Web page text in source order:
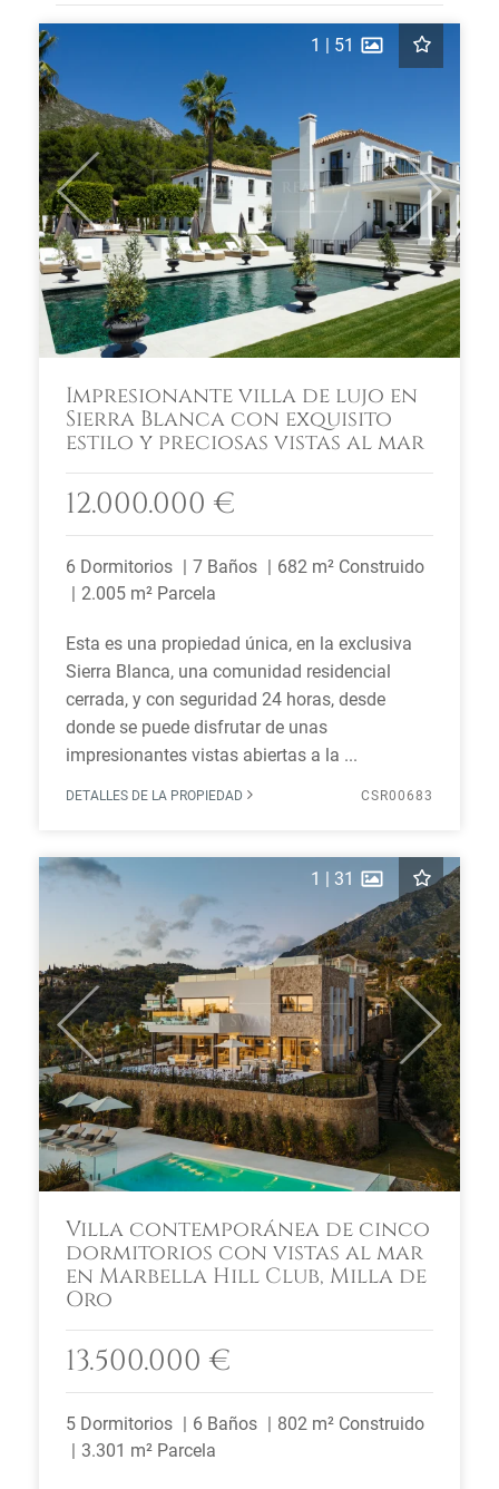
Previous Next
1 | 51
Impresionante villa de lujo en
Sierra Blanca con exquisito
estilo y preciosas vistas al mar
12.000.000 €
6 Dormitorios 7 Baños
682 m² Construido
2.005 m² Parcela
Esta es una propiedad única, en la exclusiva
Sierra Blanca, una comunidad residencial
cerrada, y con seguridad 24 horas, desde
donde se puede disfrutar de unas
impresionantes vistas abiertas a la ...
DETALLES DE LA PROPIEDAD CSR00683
Previous Next
1 | 31
Villa contemporánea de cinco
dormitorios con vistas al mar
en Marbella Hill Club, Milla de
Oro
13.500.000 €
5 Dormitorios 6 Baños
802 m² Construido
3.301 m² Parcela